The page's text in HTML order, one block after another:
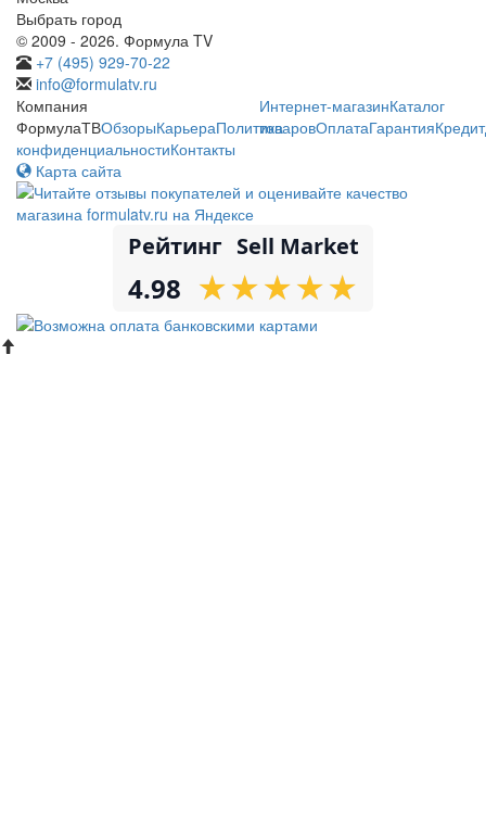
Выбрать город
© 2009 - 2026. Формула TV
+7 (495) 929-70-22
info@formulatv.ru
Компания
ФормулаТВОбзорыКарьераПолитика
конфиденциальностиКонтакты
Интернет-магазинКаталог
товаровОплатаГарантияКредит
Карта сайта
Рейтинг Sell Market
4.98 ★
★★
★★
★★
★★
★